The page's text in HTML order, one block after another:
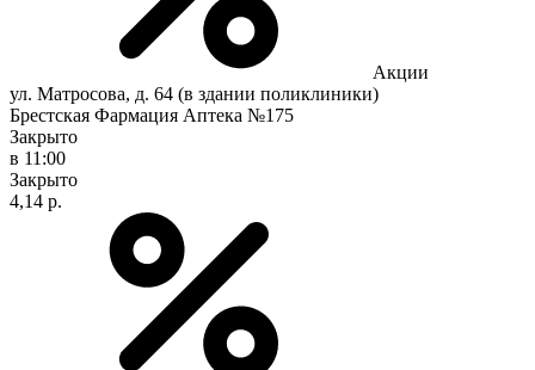
Акции
ул. Матросова, д. 64 (в здании поликлиники)
Брестская Фармация Аптека №175
Закрыто
в 11:00
Закрыто
4,14 р.